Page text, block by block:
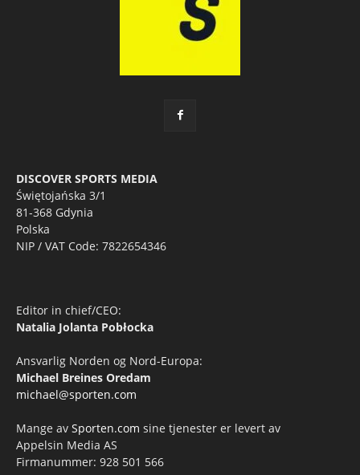
DISCOVER SPORTS MEDIA
Świętojańska 3/1
81-368 Gdynia
Polska
NIP / VAT Code: 7822654346
Editor in chief/CEO:
Natalia Jolanta Pobłocka
Ansvarlig Norden og Nord-Europa:
Michael Breines Oredam
michael@sporten.com
Mange av Sporten.com sine tjenester er levert av
Appelsin Media AS
Firmanummer: 928 501 566